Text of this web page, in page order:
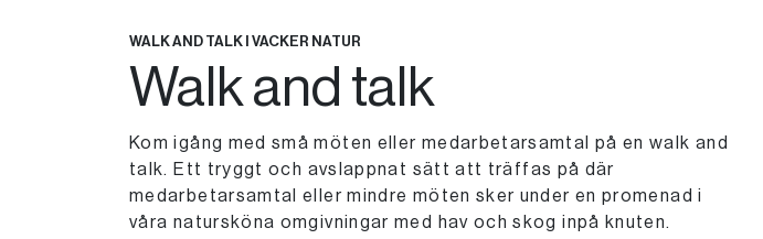
WALK AND TALK I VACKER NATUR
Walk and talk
Kom igång med små möten eller medarbetarsamtal på en walk and
talk. Ett tryggt och avslappnat sätt att träffas på där
medarbetarsamtal eller mindre möten sker under en promenad i
våra natursköna omgivningar med hav och skog inpå knuten.